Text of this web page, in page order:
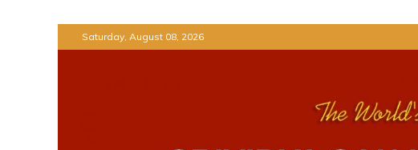
to
Saturday, August 08, 2026